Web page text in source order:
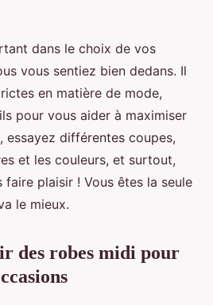
dans le choix de vos
vous sentiez bien dedans. Il
en matière de mode,
pour vous aider à maximiser
différentes coupes,
et les couleurs, et surtout,
faire plaisir ! Vous êtes la seule
le mieux.
des robes midi pour